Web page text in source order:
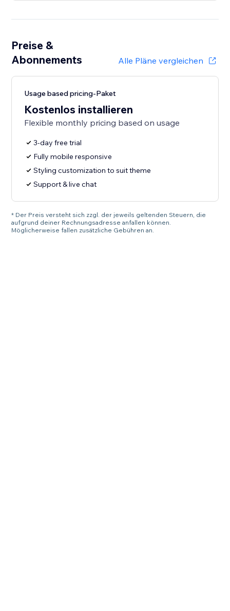
Preise &
Abonnements
Alle Pläne vergleichen
Usage based pricing-Paket
Kostenlos installieren
Flexible monthly pricing based on usage
3-day free trial
Fully mobile responsive
Styling customization to suit theme
Support & live chat
* Der Preis versteht sich zzgl. der jeweils geltenden Steuern, die
aufgrund deiner Rechnungsadresse anfallen können.
Möglicherweise fallen zusätzliche Gebühren an.